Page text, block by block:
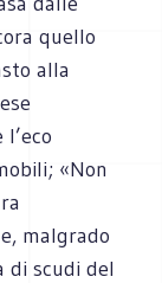
quello
alla
«Non
malgrado
di scudi del